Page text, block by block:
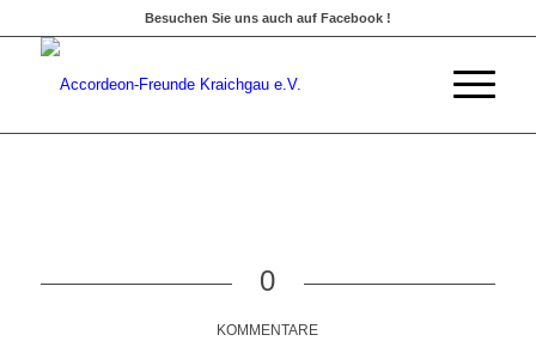
Besuchen Sie uns auch auf Facebook !
0
KOMMENTARE